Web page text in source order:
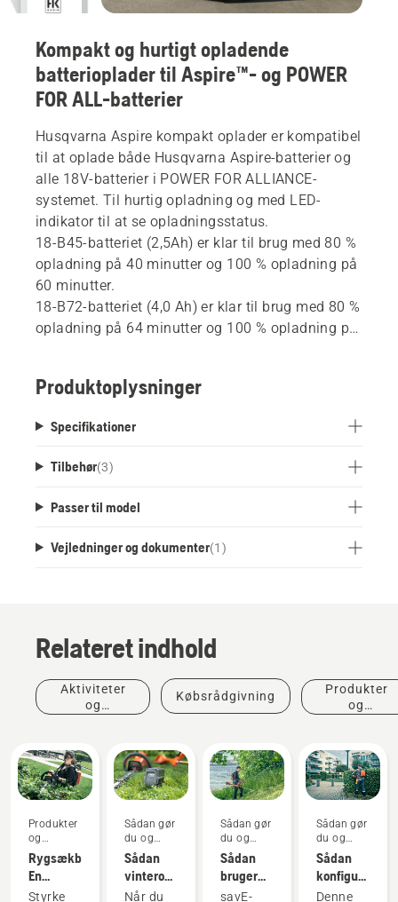
Kompakt og hurtigt opladende
batterioplader til Aspire™- og POWER
FOR ALL-batterier
Husqvarna Aspire kompakt oplader er kompatibel
til at oplade både Husqvarna Aspire-batterier og
alle 18V-batterier i POWER FOR ALLIANCE-
systemet. Til hurtig opladning og med LED-
indikator til at se opladningsstatus.
18-B45-batteriet (2,5Ah) er klar til brug med 80 %
opladning på 40 minutter og 100 % opladning på
60 minutter.
18-B72-batteriet (4,0 Ah) er klar til brug med 80 %
opladning på 64 minutter og 100 % opladning på
Alliance, en af de største batterialliancer mellem
opladere kan bruges til alle batterier, der er en del
af denne alliance. Det betyder, at du ikke længere
behøver at købe en ny oplader til hvert batteri og
produkt.
Produktoplysninger
Specifikationer
Tilbehør(3)
Passer til model
Vejledninger og dokumenter(1 )
Relateret indhold
Aktiviteter
og
Købsrådgivning
Produkter
og
Produkter
og
innovationer
Rygsækbatteri:
En
revolution
Styrke
Sådan gør
du og
vejledninger
Sådan
vinteropbevarer
du dit
Når du
Sådan gør
du og
vejledninger
Sådan
bruger
du savE-
savE-
Sådan gør
du og
vejledninger
Sådan
konfigurerer
og
Denne